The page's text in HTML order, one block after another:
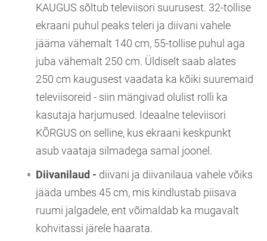
KAUGUS sõltub televiisori suurusest. 32-tollise
ekraani puhul peaks teleri ja diivani vahele
jääma vähemalt 140 cm, 55-tollise puhul aga
juba vähemalt 250 cm. Üldiselt saab alates
250 cm kaugusest vaadata ka kõiki suuremaid
televiisoreid - siin mängivad olulist rolli ka
kasutaja harjumused. Ideaalne televiisori
KÕRGUS on selline, kus ekraani keskpunkt
asub vaataja silmadega samal joonel.
Diivanilaud - diivani ja diivanilaua vahele võiks
jääda umbes 45 cm, mis kindlustab piisava
ruumi jalgadele, ent võimaldab ka mugavalt
kohvitassi järele haarata.